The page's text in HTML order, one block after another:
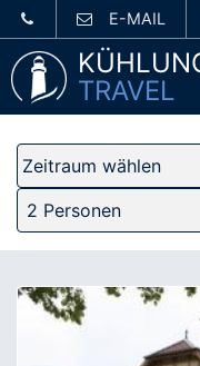
E-MAIL
TRAVEL